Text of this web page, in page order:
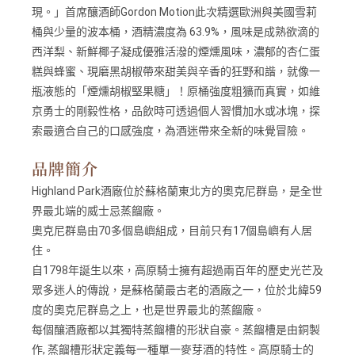
現。」首席釀酒師Gordon Motion此次精選歐洲與美國雪莉
桶與少量的波本桶，酒精濃度為 63.9%，風味是成熟欲滴的
西洋梨、新鮮椰子凝成優雅活潑的煙燻風味，濃郁的杏仁蛋
糕與蜂蜜、現磨黑胡椒帶來甜美與辛香的狂野和諧，就像一
瓶液態的「煙燻胡椒堅果糖」！原桶強度粗獷而真實，如維
京勇士的剛毅性格，品飲時可透過個人習慣加水或冰塊，探
索最適合自己的口感強度，為酒迷帶來全新的味覺冒險。
品牌簡介
Highland Park酒廠位於蘇格蘭東北方的奧克尼群島，是全世
界最北端的威士忌蒸餾廠。
奧克尼群島由70多個島嶼組成，目前只有17個島嶼有人居
住。
自1798年誕生以來，高原騎士擁有超過兩百年的歷史光芒及
眾多迷人的傳說，是蘇格蘭最古老的酒廠之一，位於北緯59
度的奧克尼群島之上，也是世界最北的蒸餾廠。
每個釀酒廠都以其獨特蒸餾槽的形狀自豪。蒸餾槽是由銅製
作, 蒸餾槽形狀定義每一種單一麥芽酒的特性。高原騎士的